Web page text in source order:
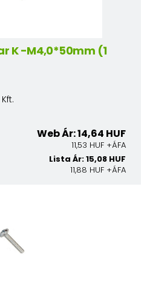
K -M4,0*50mm (1
Web Ár: 14,64 HUF
11,53 HUF +ÁFA
Lista Ár: 15,08 HUF
11,88 HUF +ÁFA